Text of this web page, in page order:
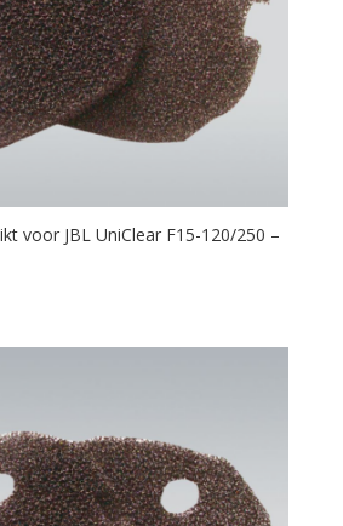
voor JBL UniClear F15-120/250 –